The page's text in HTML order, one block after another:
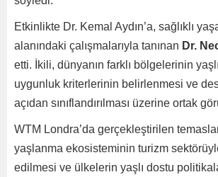
Etkinlikte Dr. Kemal Aydın’a, sağlıklı
alanındaki çalışmalarıyla tanınan Dr.
etti. İkili, dünyanın farklı bölgelerinin
uygunluk kriterlerinin belirlenmesi ve
açıdan sınıflandırılması üzerine ortak
WTM Londra’da gerçekleştirilen
yaşlanma ekosisteminin turizm
edilmesi ve ülkelerin yaşlı dostu